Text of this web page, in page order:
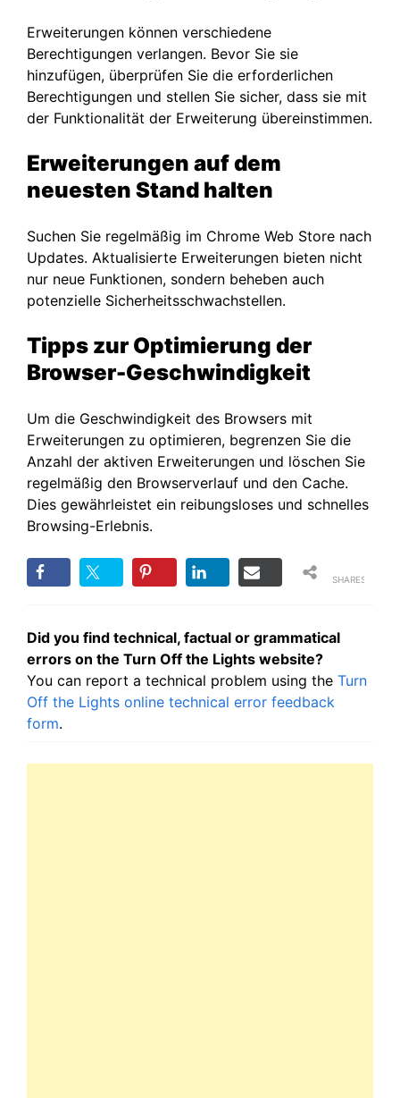
Erweiterungen können verschiedene
Berechtigungen verlangen. Bevor Sie sie
hinzufügen, überprüfen Sie die erforderlichen
Berechtigungen und stellen Sie sicher, dass sie mit
der Funktionalität der Erweiterung übereinstimmen.
Erweiterungen auf dem
neuesten Stand halten
Suchen Sie regelmäßig im Chrome Web Store nach
Updates. Aktualisierte Erweiterungen bieten nicht
nur neue Funktionen, sondern beheben auch
potenzielle Sicherheitsschwachstellen.
Tipps zur Optimierung der
Browser-Geschwindigkeit
Um die Geschwindigkeit des Browsers mit
Erweiterungen zu optimieren, begrenzen Sie die
Anzahl der aktiven Erweiterungen und löschen Sie
regelmäßig den Browserverlauf und den Cache.
Dies gewährleistet ein reibungsloses und schnelles
Browsing-Erlebnis.
SHARES
Did you find technical, factual or grammatical
errors on the Turn Off the Lights website?
You can report a technical problem using the Turn
Off the Lights online technical error feedback
form.